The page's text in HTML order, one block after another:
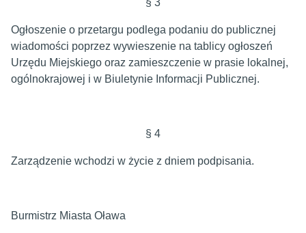
§ 3
Ogłoszenie o przetargu podlega podaniu do publicznej
wiadomości poprzez wywieszenie na tablicy ogłoszeń
Urzędu Miejskiego oraz zamieszczenie w prasie lokalnej,
ogólnokrajowej i w Biuletynie Informacji Publicznej.
§ 4
Zarządzenie wchodzi w życie z dniem podpisania.
Burmistrz Miasta Oława